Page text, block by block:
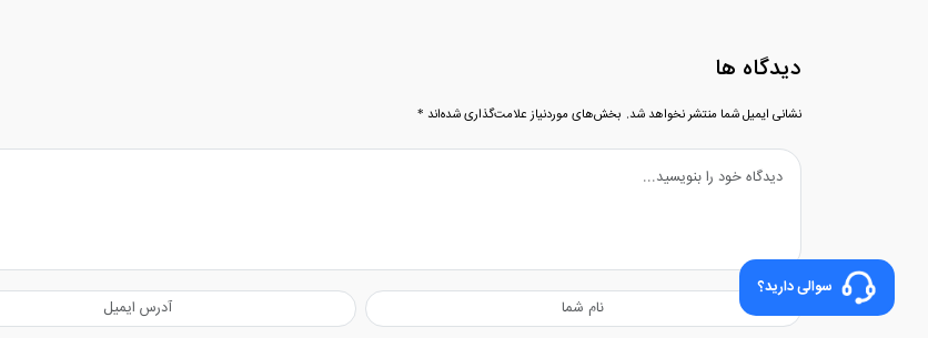
دیدگاه ها
نشانی ایمیل شما منتشر نخواهد شد. بخش‌های موردنیاز علامت‌گذاری شده‌اند *
سوالی دارید؟